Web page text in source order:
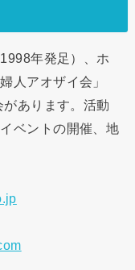
年発足）、ホ
人アオザイ会」
があります。活動
ベントの開催、地